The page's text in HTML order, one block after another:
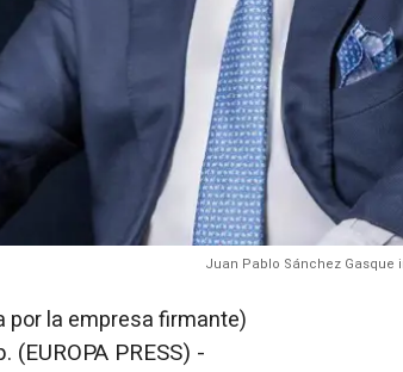
Juan Pablo Sánchez
la empresa firmante)
(EUROPA PRESS) -